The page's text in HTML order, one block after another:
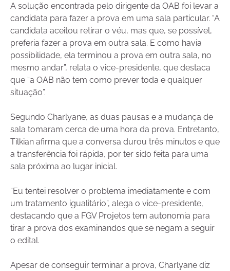
A solução encontrada pelo dirigente da OAB foi levar a
candidata para fazer a prova em uma sala particular. “A
candidata aceitou retirar o véu, mas que, se possível,
preferia fazer a prova em outra sala. E como havia
possibilidade, ela terminou a prova em outra sala, no
mesmo andar”, relata o vice-presidente, que destaca
que “a OAB não tem como prever toda e qualquer
situação”.
Segundo Charlyane, as duas pausas e a mudança de
sala tomaram cerca de uma hora da prova. Entretanto,
Tilkian afirma que a conversa durou três minutos e que
a transferência foi rápida, por ter sido feita para uma
sala próxima ao lugar inicial.
“Eu tentei resolver o problema imediatamente e com
um tratamento igualitário”, alega o vice-presidente,
destacando que a FGV Projetos tem autonomia para
tirar a prova dos examinandos que se negam a seguir
o edital.
Apesar de conseguir terminar a prova, Charlyane diz